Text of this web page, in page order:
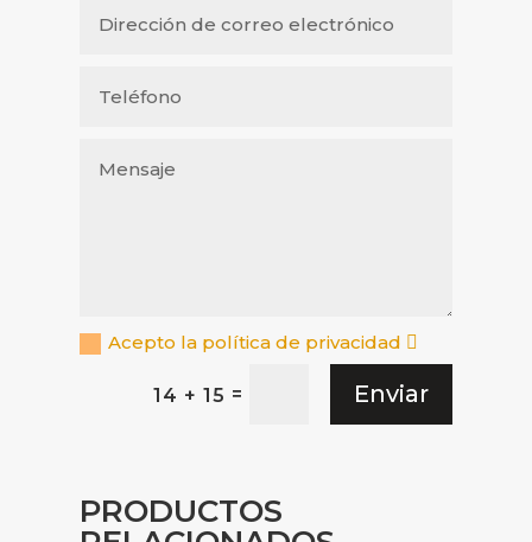
Acepto la política de privacidad
14 + 15 = Enviar
PRODUCTOS